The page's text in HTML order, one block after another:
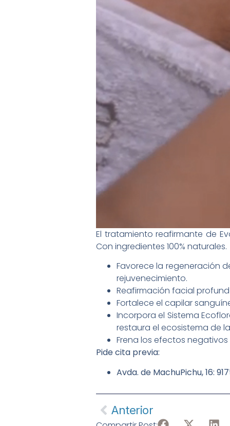
El tratamiento reafirmante de
Con ingredientes 100% naturales.
Favorece la regeneración
rejuvenecimiento.
Reafirmación facial
Fortalece el capilar
Incorpora el Sistema
restaura el ecosistema de
Frena los efectos
Pide cita previa:
Avda. de MachuPichu, 16:
Anterior